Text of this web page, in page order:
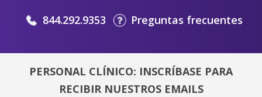
844.292.9353 Preguntas frecuentes
PERSONAL CLÍNICO: INSCRÍBASE PARA
RECIBIR NUESTROS EMAILS